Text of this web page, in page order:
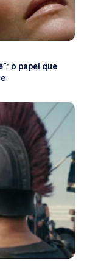
o papel que